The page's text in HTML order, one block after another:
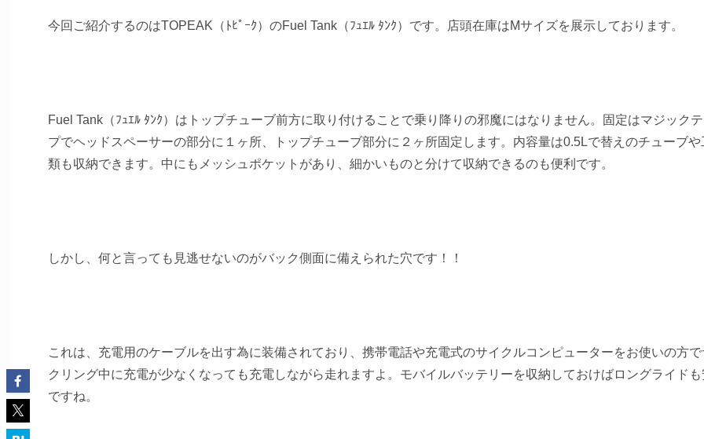
今回ご紹介するのはTOPEAK（ﾄﾋﾟｰｸ）のFuel Tank（ﾌｭｴﾙ ﾀﾝｸ）です。店頭在庫はMサイズを展示しております。
Fuel Tank（ﾌｭｴﾙ ﾀﾝｸ）はトップチューブ前方に取り付けることで乗り降りの邪魔にはなりません。固定はマジック
プでヘッドスペーサーの部分に１ヶ所、トップチューブ部分に２ヶ所固定します。内容量は0.5Lで替えのチューブや
類も収納できます。中にもメッシュポケットがあり、細かいものと分けて収納できるのも便利です。
しかし、何と言っても見逃せないのがバック側面に備えられた穴です！！
これは、充電用のケーブルを出す為に装備されており、携帯電話や充電式のサイクルコンピューターをお使いの方
クリング中に充電が少なくなっても充電しながら走れますよ。モバイルバッテリーを収納しておけばロングライド
ですね。